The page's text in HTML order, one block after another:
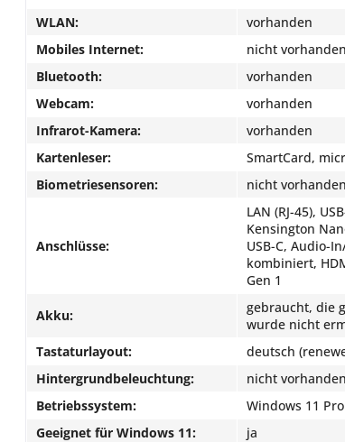
WLAN:
vorhanden
Mobiles Internet:
nicht vorhanden
Bluetooth:
vorhanden
Webcam:
vorhanden
Infrarot-Kamera:
vorhanden
Kartenleser:
SmartCard,
Biometriesensoren:
nicht vorhanden
Anschlüsse:
LAN (RJ-45),
Kensington
USB-C, Audio-
kombiniert,
Gen 1
Akku:
gebraucht, die
wurde nicht
Tastaturlayout:
deutsch
Hintergrundbeleuchtung:
nicht vorhanden
Betriebssystem:
Windows 11 Pro
Geeignet für Windows 11:
ja